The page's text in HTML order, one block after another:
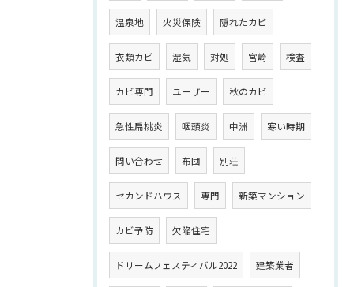
温泉地 火災保険 隠れたカビ
衣類カビ 湿気 対処 宮崎 検査
カビ専門 ユーザー 秋のカビ
急性扁桃炎 咽頭炎 中洲 寒い時期
問い合わせ 布団 別荘
セカンドハウス 専門 新築マンション
カビ予防 欠陥住宅
ドリームフェスティバル2022 建築業者